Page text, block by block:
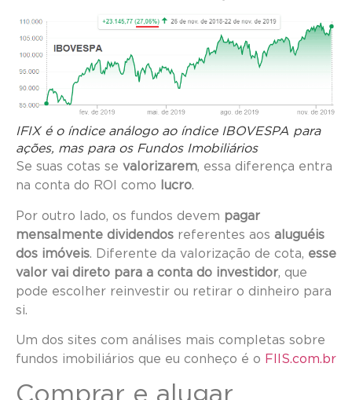
IFIX é o índice análogo ao índice IBOVESPA para
ações, mas para os Fundos Imobiliários
Se suas cotas se valorizarem, essa diferença entra
na conta do ROI como
lucro.
Por outro lado, os fundos devem pagar
mensalmente dividendos referentes aos aluguéis
dos imóveis. Diferente da valorização de cota, esse
valor vai direto para a conta do investidor, que
pode escolher reinvestir ou retirar o dinheiro para
si.
Um dos sites com análises mais completas sobre
fundos imobiliários que eu conheço é o FIIS.com.br
Comprar e alugar